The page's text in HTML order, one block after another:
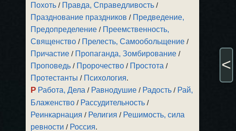
Похоть / Правда, Справедливость /
Празднование праздников / Предведение,
Предопределение / Преемственность,
Священство / Прелесть, Самообольщение /
Причастие / Пропаганда, Зомбирование /
Проповедь / Пророчество / Простота /
Протестанты / Психология.
Р Работа, Дела / Равнодушие / Радость / Рай,
Блаженство / Рассудительность /
Реинкарнация / Религия / Решимость, сила
ревности / Россия.
<